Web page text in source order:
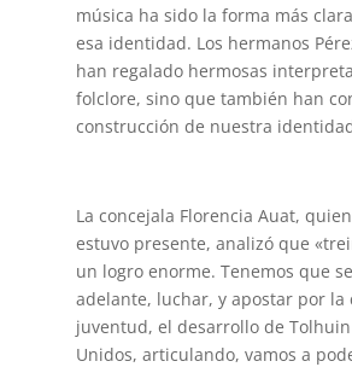
música ha sido la forma más
esa identidad. Los hermanos
han regalado hermosas
folclore, sino que también han
construcción de nuestra
La concejala Florencia Auat,
estuvo presente, analizó que
un logro enorme. Tenemos que
adelante, luchar, y apostar por la
juventud, el desarrollo de
Unidos, articulando, vamos a